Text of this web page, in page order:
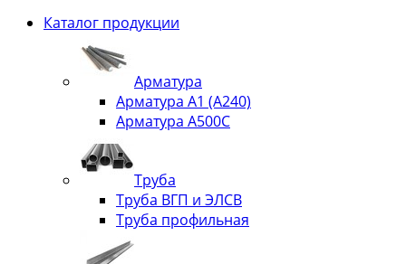
Каталог продукции
Арматура
Арматура А1 (А240)
Арматура А500С
Труба
Труба ВГП и ЭЛСВ
Труба профильная